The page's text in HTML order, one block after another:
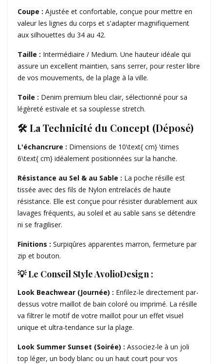
​Coupe : Ajustée et confortable, conçue pour mettre en
valeur les lignes du corps et s'adapter magnifiquement
aux silhouettes du 34 au 42.
​Taille : Intermédiaire / Medium. Une hauteur idéale qui
assure un excellent maintien, sans serrer, pour rester libre
de vos mouvements, de la plage à la ville.
​Toile : Denim premium bleu clair, sélectionné pour sa
légèreté estivale et sa souplesse stretch.
​🛠️ La Technicité du Concept (Déposé)
​L'échancrure : Dimensions de 10\text{ cm} \times
6\text{ cm} idéalement positionnées sur la hanche.
​Résistance au Sel & au Sable : La poche résille est
tissée avec des fils de Nylon entrelacés de haute
résistance. Elle est conçue pour résister durablement aux
lavages fréquents, au soleil et au sable sans se détendre
ni se fragiliser.
​Finitions : Surpiqûres apparentes marron, fermeture par
zip et bouton.
​💡 Le Conseil Style AvolioDesign :
​Look Beachwear (Journée) : Enfilez-le directement par-
dessus votre maillot de bain coloré ou imprimé. La résille
va filtrer le motif de votre maillot pour un effet visuel
unique et ultra-tendance sur la plage.
​Look Summer Sunset (Soirée) : Associez-le à un joli
top léger, un body blanc ou un haut court pour vos